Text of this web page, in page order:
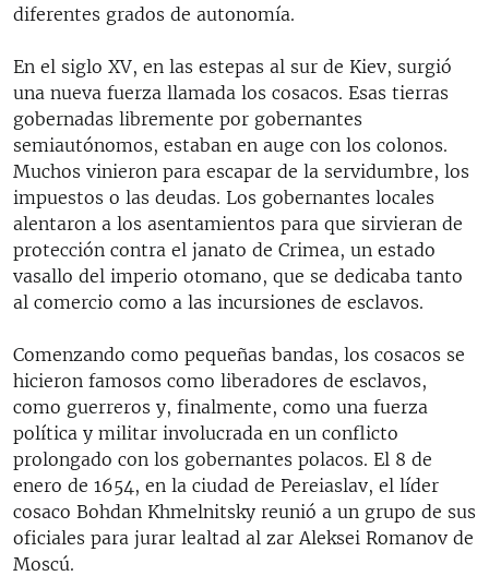
diferentes grados de autonomía.
En el siglo XV, en las estepas al sur de Kiev, surgió
una nueva fuerza llamada los cosacos. Esas tierras
gobernadas libremente por gobernantes
semiautónomos, estaban en auge con los colonos.
Muchos vinieron para escapar de la servidumbre, los
impuestos o las deudas. Los gobernantes locales
alentaron a los asentamientos para que sirvieran de
protección contra el janato de Crimea, un estado
vasallo del imperio otomano, que se dedicaba tanto
al comercio como a las incursiones de esclavos.
Comenzando como pequeñas bandas, los cosacos se
hicieron famosos como liberadores de esclavos,
como guerreros y, finalmente, como una fuerza
política y militar involucrada en un conflicto
prolongado con los gobernantes polacos. El 8 de
enero de 1654, en la ciudad de Pereiaslav, el líder
cosaco Bohdan Khmelnitsky reunió a un grupo de sus
oficiales para jurar lealtad al zar Aleksei Romanov de
Moscú.